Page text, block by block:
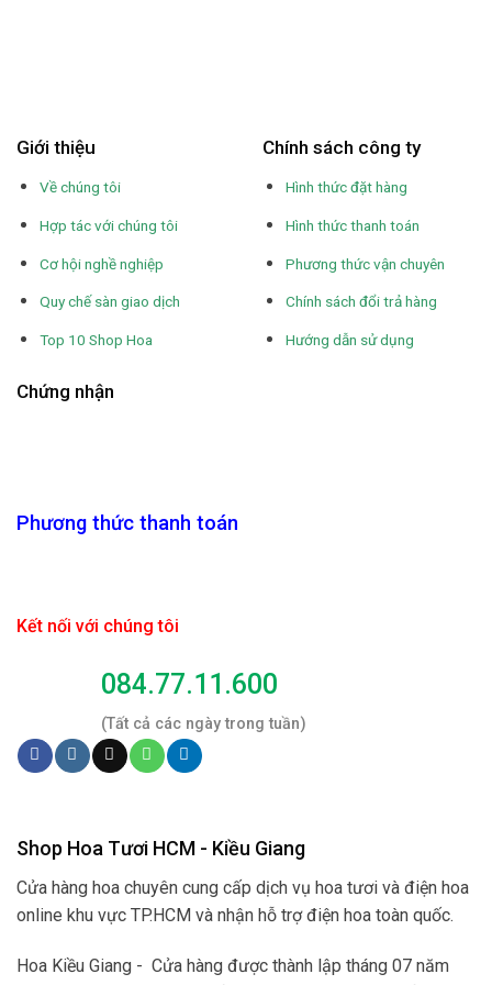
Giới thiệu
Về chúng tôi
Hợp tác với chúng tôi
Cơ hội nghề nghiệp
Quy chế sàn giao dịch
Top 10 Shop Hoa
Chứng nhận
Chính sách công ty
Hình thức đặt hàng
Hình thức thanh toán
Phương thức vận chuyên
Chính sách đổi trả hàng
Hướng dẫn sử dụng
Phương thức thanh toán
Kết nối với chúng tôi
084.77.11.600
(Tất cả các ngày trong tuần)
Shop Hoa Tươi HCM - Kiều Giang
Cửa hàng hoa chuyên cung cấp dịch vụ hoa tươi và điện hoa
online khu vực TP.HCM và nhận hỗ trợ điện hoa toàn quốc.
Hoa Kiều Giang - Cửa hàng được thành lập tháng 07 năm